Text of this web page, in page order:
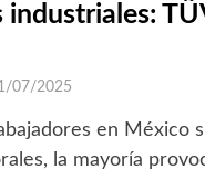
industriales:
07/2025
en México
la mayoría